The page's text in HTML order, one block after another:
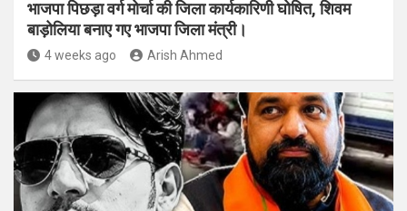
भाजपा पिछड़ा वर्ग मोर्चा की जिला कार्यकारिणी घोषित, शिवम
बाड़ोलिया बनाए गए भाजपा जिला मंत्री।
4 weeks ago Arish Ahmed